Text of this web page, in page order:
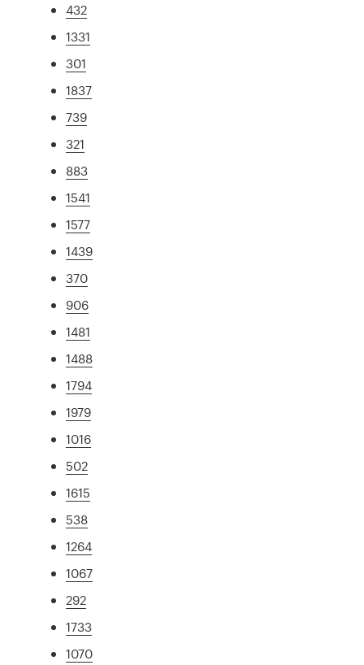
432
1331
301
1837
739
321
883
1541
1577
1439
370
906
1481
1488
1794
1979
1016
502
1615
538
1264
1067
292
1733
1070